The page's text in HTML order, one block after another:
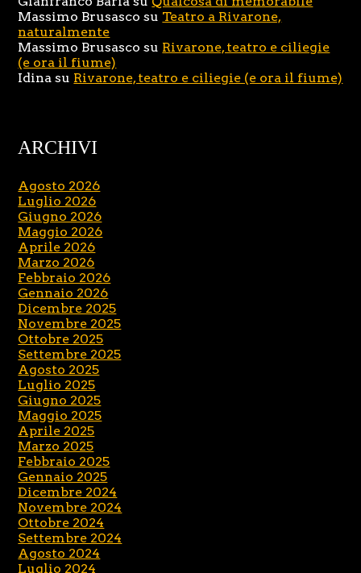
Massimo Brusasco su Teatro a Rivarone,
naturalmente
Massimo Brusasco su Rivarone, teatro e ciliegie
(e ora il fiume)
Idina su Rivarone, teatro e ciliegie (e ora il fiume)
ARCHIVI
Agosto 2026
Luglio 2026
Giugno 2026
Maggio 2026
Aprile 2026
Marzo 2026
Febbraio 2026
Gennaio 2026
Dicembre 2025
Novembre 2025
Ottobre 2025
Settembre 2025
Agosto 2025
Luglio 2025
Giugno 2025
Maggio 2025
Aprile 2025
Marzo 2025
Febbraio 2025
Gennaio 2025
Dicembre 2024
Novembre 2024
Ottobre 2024
Settembre 2024
Agosto 2024
Luglio 2024